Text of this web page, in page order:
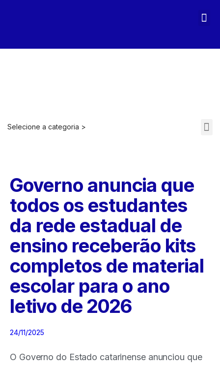
Selecione a categoria >
Governo anuncia que
todos os estudantes
da rede estadual de
ensino receberão kits
completos de material
escolar para o ano
letivo de 2026
24/11/2025
O Governo do Estado catarinense anunciou que